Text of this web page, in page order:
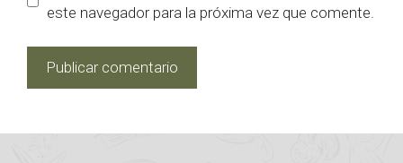
este navegador para la próxima vez que comente.